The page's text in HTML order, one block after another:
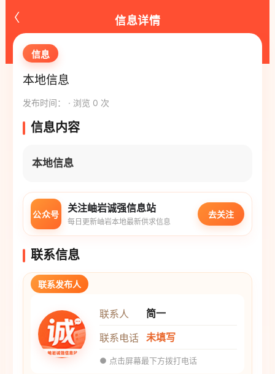
‹ 信息详情
信息
本地信息
发布时间： · 浏览 0 次
信息内容
本地信息
公众号
关注岫岩诚强信息站
每日更新岫岩本地最新供求信息
去关注
联系信息
联系发布人
联系人
简一
联系电话 未填写
● 点击屏幕最下方拨打电话